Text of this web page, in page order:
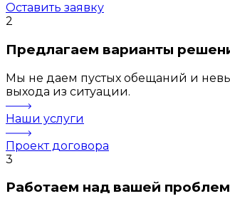
Оставить заявку
2
Предлагаем варианты
Мы не даем пустых обещаний и
выхода из ситуации.
Наши услуги
Проект договора
3
Работаем над вашей